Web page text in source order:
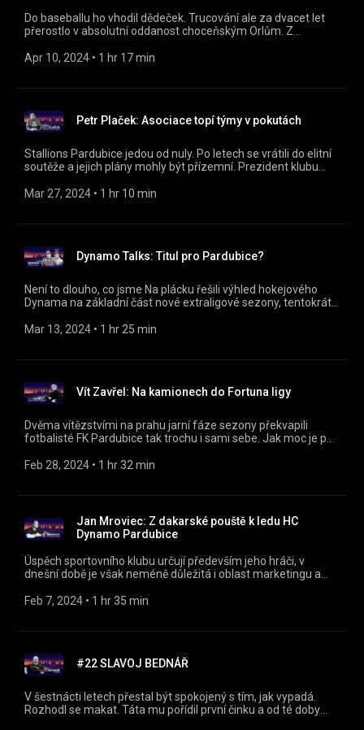
Do baseballu ho vhodil dědeček. Trucování ale za dvacet let
přerostlo v absolutní oddanost choceňským Orlům. Z
vypracoval až do role šéftrenéra a CEO klubu. Jak se dělá
https://twitter.com/naplackupodcast
https://facebook.com/naplackupodcast/ 00:00 Úvod 00:39
Cesta k pálce 07:48 O baseballu 21:10 Chod klubu Orli Choceň
56:11 Nadcházející sezóna
Apr 10, 2024 • 1 hr 17 min
Petr Plaček: Asociace topí týmy v pokutách
Stallions Pardubice jedou od nuly. Po letech se vrátili do elitní
soutěže a jejich plány mohly být přízemní. Prezident klubu
Gladiators představuje velké plány klubu.
Mar 27, 2024 • 1 hr 10 min
Dynamo Talks: Titul pro Pardubice?
Není to dlouho, co jsme Na plácku řešili výhled hokejového
Dynama na základní část nové extraligové sezony, tentokrát
námi rozebírají Víťa Košťál a Tomáš Pelc z podcastu Dynamo
Mar 13, 2024 • 1 hr 25 min
Vít Zavřel: Na kamionech do Fortuna ligy
Dvěma vítězstvími na prahu jarní fáze sezony překvapili
fotbalisté FK Pardubice tak trochu i sami sebe. Jak moc je pak
sportovní ředitel spokojený s uplynulým přestupovým
Fotbalové začátky a cesta k podnikání 12:03 Od podnikání k
fotbalu 28:59 Sportovní ředitel 55:01 Jarní část 01:20:36
Vztah s fanoušky
Feb 28, 2024 • 1 hr 32 min
Jan Mroviec: Z dakarské pouště k ledu HC
Dynamo Pardubice
Úspěch sportovního klubu určují především jeho hráči, v
dnešní době je však neméně důležitá i oblast marketingu a
plácku vypráví tiskový mluvčí a PR manažer HC Dynamo
https://facebook.com/naplackupodcast/ 00:00 Úvod 00:37
Hokejbalový brankář 09:09 Plochá dráha 25:46 Sportovní
moderátor 33:52 Práce v Dynamu 59:27 Sportovci a novináři
01:11:21 Mediální obraz Dynama
Feb 7, 2024 • 1 hr 35 min
#22 SLAVOJ BEDNÁŘ
V šestnácti letech přestal být spokojený s tím, jak vypadá.
Rozhodl se makat. Táta mu pořídil první činku a od té doby